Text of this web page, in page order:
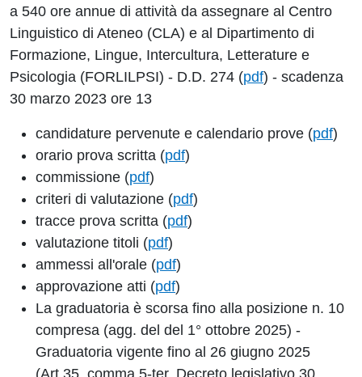
a 540 ore annue di attività da assegnare al Centro
Linguistico di Ateneo (CLA) e al Dipartimento di
Formazione, Lingue, Intercultura, Letterature e
Psicologia (FORLILPSI) - D.D. 274 (pdf) - scadenza
30 marzo 2023 ore 13
candidature pervenute e calendario prove (pdf)
orario prova scritta (pdf)
commissione (pdf)
criteri di valutazione (pdf)
tracce prova scritta (pdf)
valutazione titoli (pdf)
ammessi all'orale (pdf)
approvazione atti (pdf)
La graduatoria è scorsa fino alla posizione n. 10
compresa (agg. del del 1° ottobre 2025) -
Graduatoria vigente fino al 26 giugno 2025